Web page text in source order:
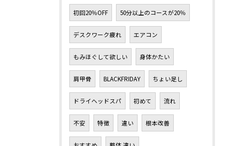
初回20％OFF 50分以上のコースが20％
デスクワーク疲れ エアコン
もみほぐして欲しい 身体かたい
肩甲骨 BLACKFRIDAY ちょい足し
ドライヘッドスパ 初めて 流れ
不安 特徴 違い 根本改善